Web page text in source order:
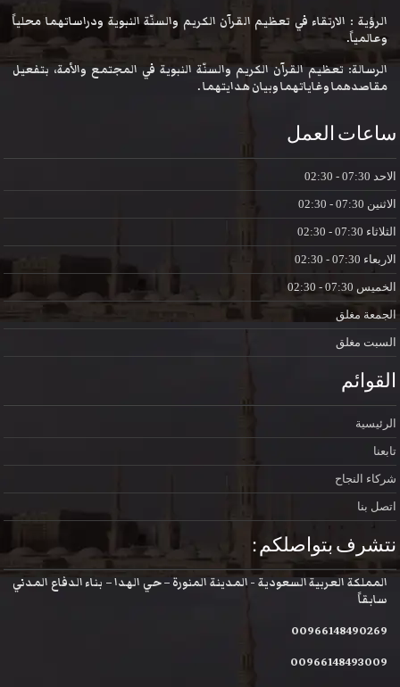
الرؤية : الارتقاء في تعظيم القرآن الكريم والسنّة النبوية ودراساتهما محلياً
وعالمياً.
الرسالة: تعظيم القرآن الكريم والسنّة النبوية في المجتمع والأمة، بتفعيل
مقاصدهما وغاياتهما وبيان هدايتهما .
ساعات العمل
الاحد
الاثنين
الثلاثاء
الاربعاء
الخميس
الجمعة مغلق
السبت مغلق
القوائم
الرئيسية
تابعنا
شركاء النجاح
اتصل بنا
نتشرف بتواصلكم :
المملكة العربية السعودية - المدينة المنورة – حي الهدا – بناء الدفاع المدني
سابقاً
00966148490269
00966148493009